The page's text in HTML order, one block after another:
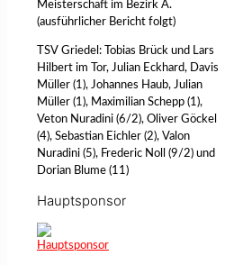
Meisterschaft im Bezirk A.
(ausführlicher Bericht folgt)
TSV Griedel: Tobias Brück und Lars
Hilbert im Tor, Julian Eckhard, Davis
Müller (1), Johannes Haub, Julian
Müller (1), Maximilian Schepp (1),
Veton Nuradini (6/2), Oliver Göckel
(4), Sebastian Eichler (2), Valon
Nuradini (5), Frederic Noll (9/2) und
Dorian Blume (11)
Hauptsponsor